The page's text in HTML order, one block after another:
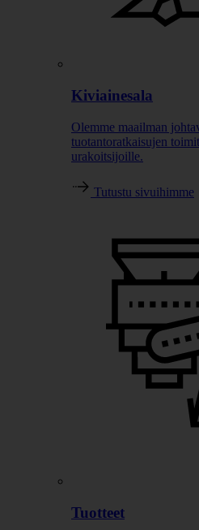
Kiviainesala
Olemme maailman
tuotantoratkaisujen
urakoitsijoille.
Tutustu sivuihimme
Tuotteet